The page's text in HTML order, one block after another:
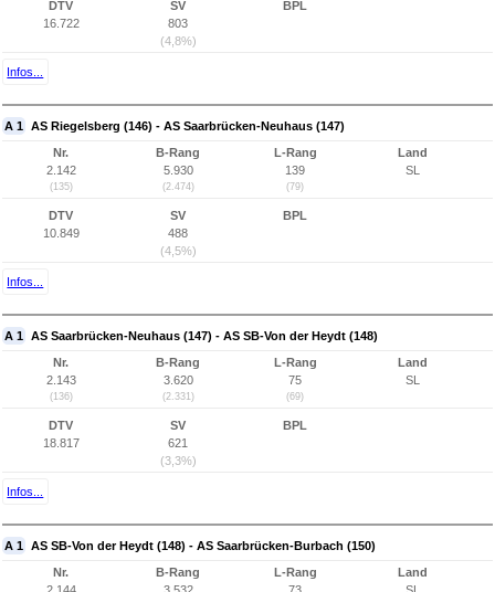
DTV
16.722
SV
803
(4,8%)
BPL
Infos...
A 1 AS Riegelsberg (146) - AS Saarbrücken-Neuhaus (147)
Nr.
2.142
(135)
B-Rang
5.930
(2.474)
L-Rang
139
(79)
Land
SL
DTV
10.849
SV
488
(4,5%)
BPL
Infos...
A 1 AS Saarbrücken-Neuhaus (147) - AS SB-Von der Heydt (148)
Nr.
2.143
(136)
B-Rang
3.620
(2.331)
L-Rang
75
(69)
Land
SL
DTV
18.817
SV
621
(3,3%)
BPL
Infos...
A 1 AS SB-Von der Heydt (148) - AS Saarbrücken-Burbach (150)
Nr.
B-Rang
L-Rang
Land